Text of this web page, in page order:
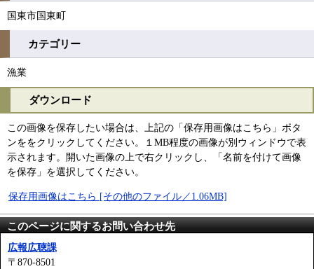
国東市国東町
カテゴリー
漁業
ダウンロード
この画像を保存したい場合は、上記の「保存用画像はこちら」ボタ
ンををクリックしてください。１MB程度の画像が別ウィンドウで表
示されます。開いた画像の上で右クリックし、「名前を付けて画像
を保存」を選択してください。
保存用画像はこちら [その他のファイル／1.06MB]
このページに関するお問い合わせ先
広報広聴課
〒870-8501